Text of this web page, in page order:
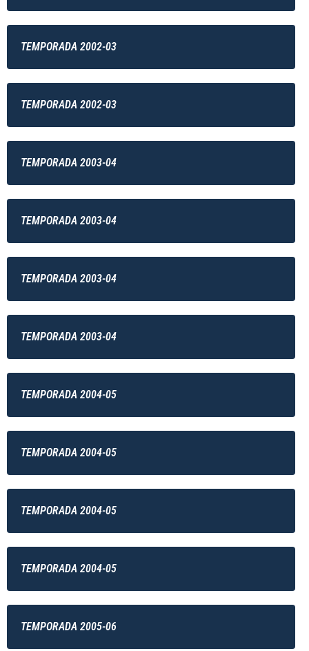
TEMPORADA 2002-03
TEMPORADA 2002-03
TEMPORADA 2003-04
TEMPORADA 2003-04
TEMPORADA 2003-04
TEMPORADA 2003-04
TEMPORADA 2004-05
TEMPORADA 2004-05
TEMPORADA 2004-05
TEMPORADA 2004-05
TEMPORADA 2005-06